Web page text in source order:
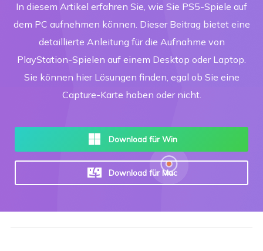
In diesem Artikel erfahren Sie, wie Sie PS5-Spiele auf
dem PC aufnehmen können. Dieser Beitrag bietet eine
detaillierte Anleitung für die Aufnahme von
PlayStation-Spielen auf einem Desktop oder Laptop.
Sie können hier Lösungen finden, egal ob Sie eine
Capture-Karte haben oder nicht.
Download für Win
Download für Mac